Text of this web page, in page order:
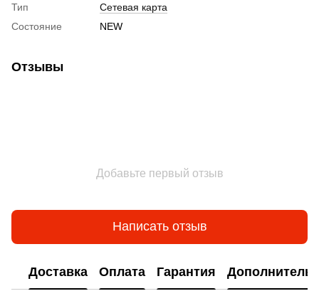
Тип
Сетевая карта
Состояние
NEW
Отзывы
Добавьте первый отзыв
Написать отзыв
Доставка Оплата Гарантия